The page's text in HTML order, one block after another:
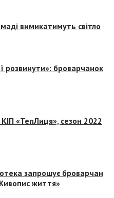
вимикатимуть світло
розвинути»: броварчанок
«ТепЛиця», сезон 2022
запрошує броварчан
життя»